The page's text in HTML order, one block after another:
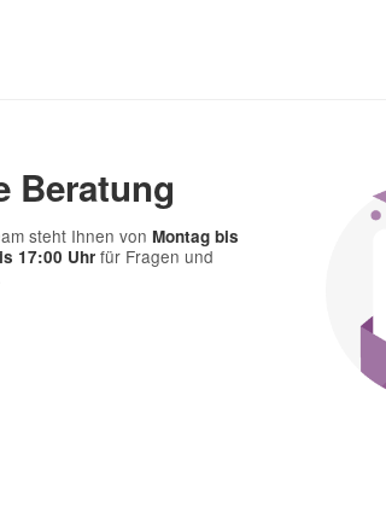
Beratung
steht Ihnen von Montag bis
17:00 Uhr für Fragen und